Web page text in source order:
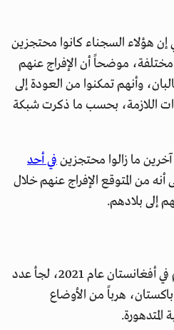
هؤلاء السجناء كانوا محتجزين
موضحاً أن الإفراج عنهم
وأنهم تمكنوا من العودة إلى
اللازمة، بحسب ما ذكرت شبكة
في أحد
أنه من المتوقع الإفراج عنهم خلال
إلى بلادهم.
منذ سيطرة طالبان على الحكم في أفغانستان عام 2021، لجأ عدد
باكستان، هرباً من الأوضاع
المتدهورة.